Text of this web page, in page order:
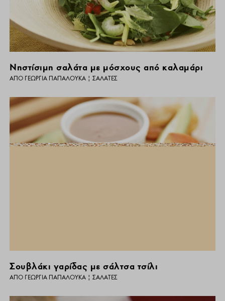
Νηστίσιμη σαλάτα με μόσχους από καλαμάρι
ΑΠΌ ΓΕΩΡΓΊΑ ΠΑΠΑΛΟΥΚΆ |ΣΑΛΆΤΕΣ
Σουβλάκι γαρίδας με σάλτσα τσίλι
ΑΠΌ ΓΕΩΡΓΊΑ ΠΑΠΑΛΟΥΚΆ |ΣΑΛΆΤΕΣ